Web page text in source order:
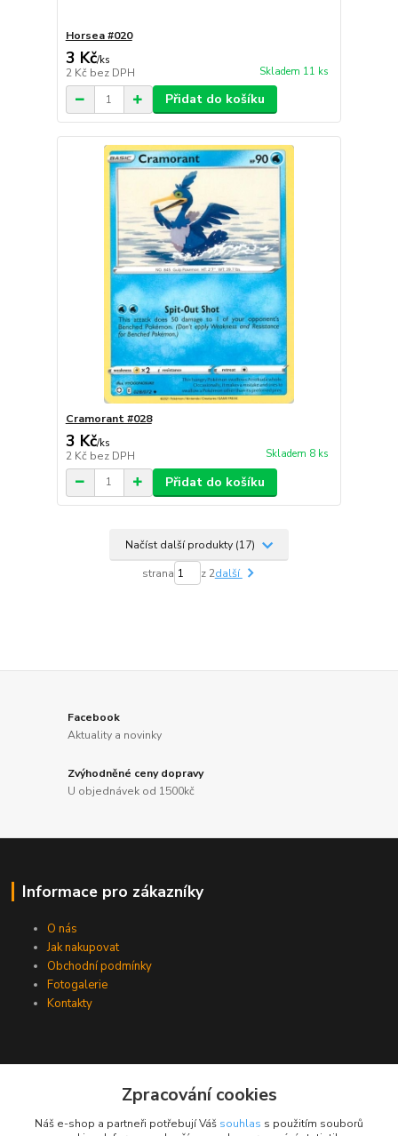
Horsea #020
3 Kč/ks
2 Kč bez DPH Skladem 11 ks
Přidat do košíku
Cramorant #028
3 Kč/ks
2 Kč bez DPH Skladem 8 ks
Přidat do košíku
Načíst další produkty (17)
strana z 2další
Facebook
Aktuality a novinky
Zvýhodněné ceny dopravy
U objednávek od 1500kč
Informace pro zákazníky
O nás
Jak nakupovat
Obchodní podmínky
Fotogalerie
Kontakty
Zpracování cookies
Náš e-shop a partneři potřebují Váš souhlas s použitím souborů